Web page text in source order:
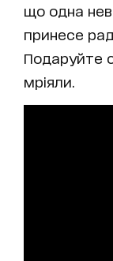
що одна
принесе
Подаруйте
мріяли.